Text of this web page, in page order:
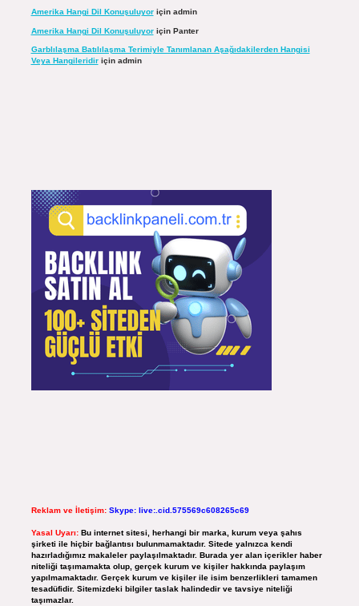
Amerika Hangi Dil Konuşuluyoriçin admin
Amerika Hangi Dil Konuşuluyoriçin Panter
Garblılaşma Batılılaşma Terimiyle Tanımlanan Aşağıdakilerden Hangisi
Veya Hangileridiriçin admin
Reklam ve İletişim: Skype: live:.cid.575569c608265c69
Yasal Uyarı: Bu internet sitesi, herhangi bir marka, kurum veya şahıs
şirketi ile hiçbir bağlantısı bulunmamaktadır. Sitede yalnızca kendi
hazırladığımız makaleler paylaşılmaktadır. Burada yer alan içerikler haber
niteliği taşımamakta olup, gerçek kurum ve kişiler hakkında paylaşım
yapılmamaktadır. Gerçek kurum ve kişiler ile isim benzerlikleri tamamen
tesadüfidir. Sitemizdeki bilgiler taslak halindedir ve tavsiye niteliği
taşımazlar.